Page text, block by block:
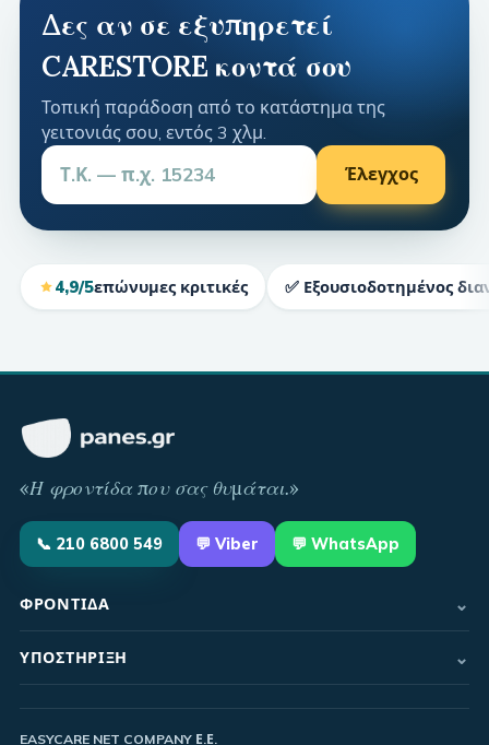
Δες αν σε εξυπηρετεί
CARESTORE κοντά σου
Τοπική παράδοση από το κατάστημα της
γειτονιάς σου, εντός 3 χλμ.
Έλεγχος
4,9/5επώνυμες κριτικές ✅ Εξουσιοδοτημένος
«Η φροντίδα που σας θυμάται.»
📞 210 6800 549 💬 Viber 💬 WhatsApp
ΦΡΟΝΤΊΔΑ ⌄
ΥΠΟΣΤΉΡΙΞΗ ⌄
EASYCARE NET COMPANY Ε.Ε.